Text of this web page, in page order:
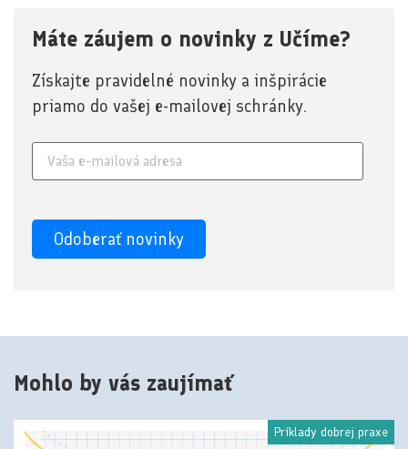
Máte záujem o novinky z Učíme?
Získajte pravidelné novinky a inšpirácie
priamo do vašej e-mailovej schránky.
Mohlo by vás zaujímať
Príklady dobrej praxe